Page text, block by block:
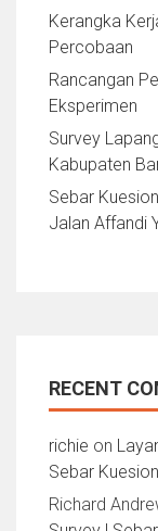
Kerangka
Percobaan
Rancangan
Eksperimen
Survey
Kabupaten
Sebar
Jalan Affandi
RECENT
richie on
Sebar
Richard